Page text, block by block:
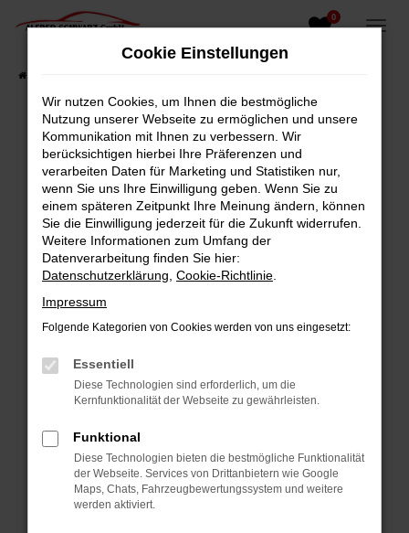
Zum
0
Fehler: Network Error
Beim Laden ist ein Fehler aufgetreten.
Hier sind ein paar Tipps, die dir helfen können:
Überprüfe deine Firewall und deine
Internetverbindung.
Laden andere Webseiten, zum Beispiel deine
Suchmaschine?
Prüfe deine Browsererweiterungen.
Manche Erweiterungen, wie Werbeblocker,
können das Laden bestimmter Seiten
verhindern. Funktioniert die Seite in einem
Fenster?
Starte dein Gerät neu.
Das kann manchmal helfen, vorübergehende
Probleme zu beheben.
Cookie Einstellungen
Wir nutzen Cookies, um Ihnen die bestmögliche
Nutzung unserer Webseite zu ermöglichen und unsere
Kommunikation mit Ihnen zu verbessern. Wir
berücksichtigen hierbei Ihre Präferenzen und
verarbeiten Daten für Marketing und Statistiken nur,
wenn Sie uns Ihre Einwilligung geben. Wenn Sie zu
einem späteren Zeitpunkt Ihre Meinung ändern, können
Sie die Einwilligung jederzeit für die Zukunft widerrufen.
Weitere Informationen zum Umfang der
Datenverarbeitung finden Sie hier:
Datenschutzerklärung Cookie-Richtlinie
Impressum
Folgende Kategorien von Cookies werden von uns eingesetzt:
Essentiell
Diese Technologien sind erforderlich, um die
Kernfunktionalität der Webseite zu gewährleisten.
Funktional
Diese Technologien bieten die bestmögliche Funktionalität
der Webseite. Services von Drittanbietern wie Google
Maps, Chats, Fahrzeugbewertungssystem und weitere
werden aktiviert.